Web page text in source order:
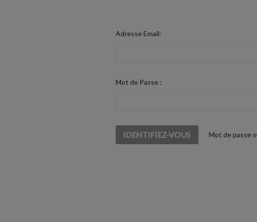
Adresse Email:
Mot de Passe :
Mot de passe